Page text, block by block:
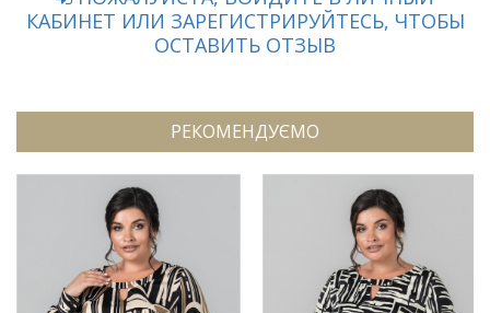
КАБИНЕТ ИЛИ ЗАРЕГИСТРИРУЙТЕСЬ, ЧТОБЫ
ОСТАВИТЬ ОТЗЫВ
РЕКОМЕНДУЄМО